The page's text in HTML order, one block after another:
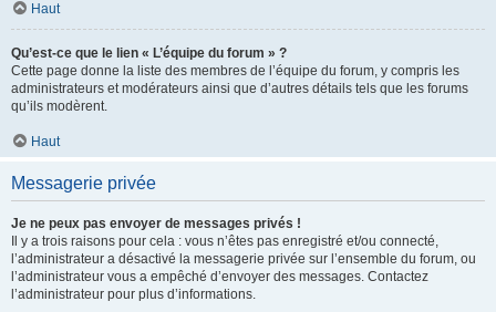
Haut
Qu’est-ce que le lien « L’équipe du forum » ?
Cette page donne la liste des membres de l’équipe du forum, y compris les
administrateurs et modérateurs ainsi que d’autres détails tels que les forums
qu’ils modèrent.
Haut
Messagerie privée
Je ne peux pas envoyer de messages privés !
Il y a trois raisons pour cela : vous n’êtes pas enregistré et/ou connecté,
l’administrateur a désactivé la messagerie privée sur l’ensemble du forum, ou
l’administrateur vous a empêché d’envoyer des messages. Contactez
l’administrateur pour plus d’informations.